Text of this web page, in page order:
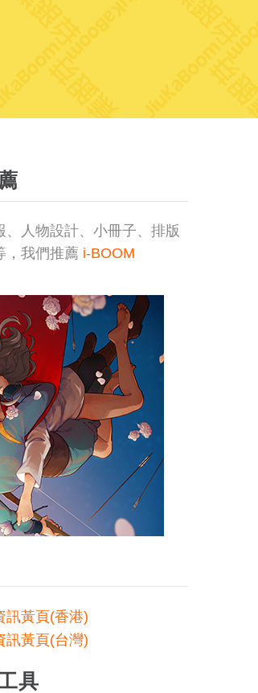
、人物設計、小冊子、排版
，我們推薦 i-BOOM
訊黃頁(香港)
訊黃頁(台灣)
具